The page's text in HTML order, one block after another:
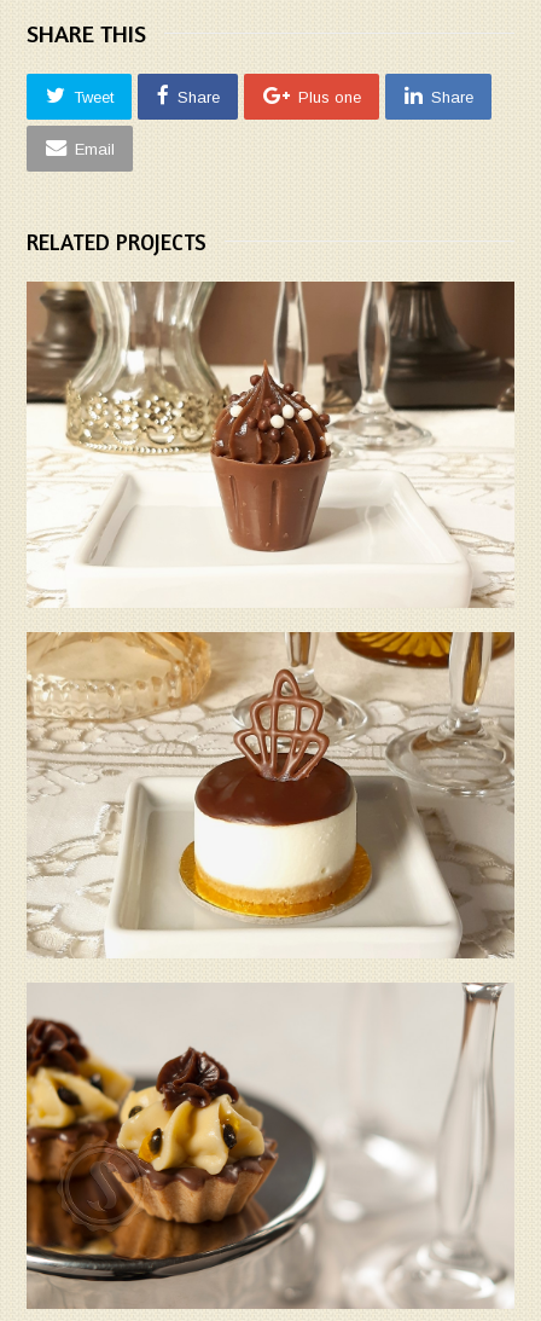
SHARE THIS
Tweet Share Plus one Share
Email
RELATED PROJECTS